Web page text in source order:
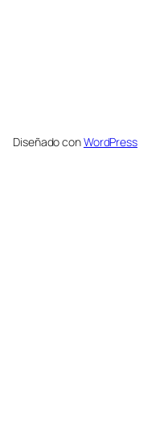
Diseñado conWordPress